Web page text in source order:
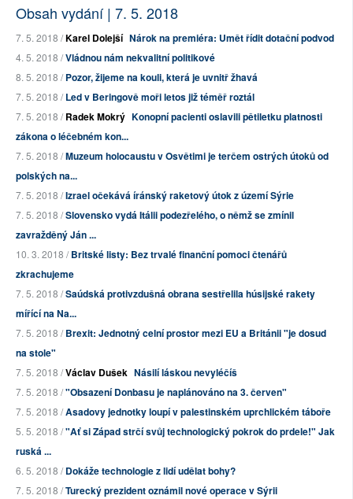
Obsah vydání | 7. 5. 2018
7. 5. 2018 /Karel Dolejší Nárok na premiéra: Umět řídit dotační podvod
4. 5. 2018 /Vládnou nám nekvalitní politikové
8. 5. 2018 /Pozor, žijeme na kouli, která je uvnitř žhavá
7. 5. 2018 /Led v Beringově moři letos již téměř roztál
7. 5. 2018 /Radek Mokrý Konopní pacienti oslavili pětiletku platnosti
zákona o léčebném kon...
7. 5. 2018 /Muzeum holocaustu v Osvětimi je terčem ostrých útoků od
polských na...
7. 5. 2018 /Izrael očekává íránský raketový útok z území Sýrie
7. 5. 2018 /Slovensko vydá Itálii podezřelého, o němž se zmínil
zavražděný Ján ...
10. 3. 2018 /Britské listy: Bez trvalé finanční pomoci čtenářů
zkrachujeme
7. 5. 2018 /Saúdská protivzdušná obrana sestřelila húsijské rakety
mířící na Na...
7. 5. 2018 /Brexit: Jednotný celní prostor mezi EU a Británii "je dosud
na stole"
7. 5. 2018 /Václav Dušek Násilí láskou nevyléčíš
7. 5. 2018 /"Obsazení Donbasu je naplánováno na 3. červen"
7. 5. 2018 /Asadovy jednotky loupí v palestinském uprchlickém táboře
5. 5. 2018 /"Ať si Západ strčí svůj technologický pokrok do prdele!" Jak
ruská ...
6. 5. 2018 /Dokáže technologie z lidí udělat bohy?
7. 5. 2018 /Turecký prezident oznámil nové operace v Sýrii